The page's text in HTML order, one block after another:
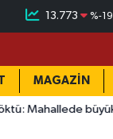
13.773 %-19
MAGAZİN
yaşandı